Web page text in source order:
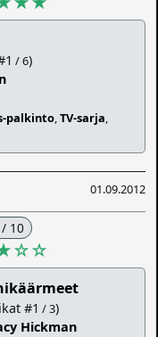
/ 6)
palkinto,TV-sarja,
01.09.2012
10
☆☆
#1 / 3)
Hickman